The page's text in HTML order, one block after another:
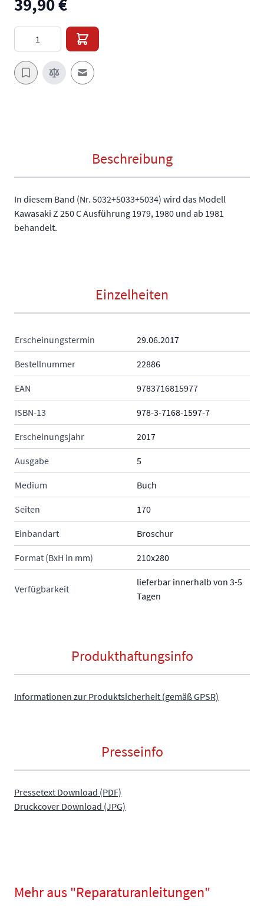
39,90 €
E-Mail an einen Freund
Beschreibung
In diesem Band (Nr. 5032+5033+5034) wird das Modell
Kawasaki Z 250 C Ausführung 1979, 1980 und ab 1981
behandelt.
Einzelheiten
Erscheinungstermin 29.06.2017
Bestellnummer 22886
EAN 9783716815977
ISBN-13 978-3-7168-1597-7
Erscheinungsjahr 2017
Ausgabe 5
Medium Buch
Seiten 170
Einbandart Broschur
Format (BxH in mm) 210x280
Verfügbarkeit
lieferbar innerhalb von 3-5
Tagen
Produkthaftungsinfo
Informationen zur Produktsicherheit (gemäß GPSR)
Presseinfo
Pressetext Download (PDF)
Druckcover Download (JPG)
Mehr aus "Reparaturanleitungen"